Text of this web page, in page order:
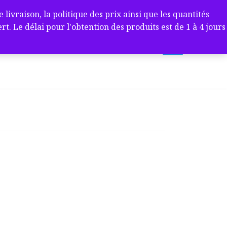
livraison, la politique des prix ainsi que les quantités
Le délai pour l'obtention des produits est de 1 à 4 jours